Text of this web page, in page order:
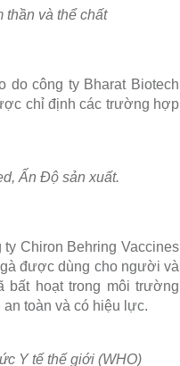
thần và thể chất
do công ty Bharat Biotech
chỉ định các trường hợp
Ấn Độ sản xuất.
Chiron Behring Vaccines
được dùng cho người và
bất hoạt trong môi trường
toàn và có hiệu lực.
Y tế thế giới (WHO)